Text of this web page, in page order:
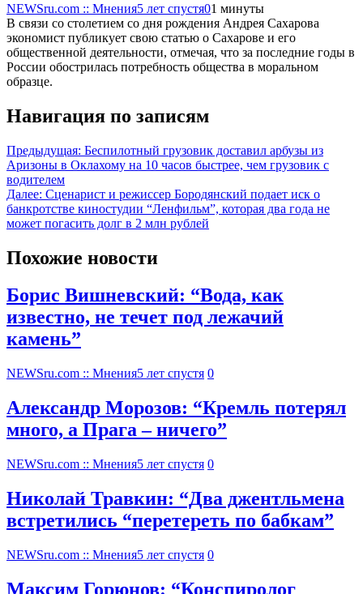
NEWSru.com :: Мнения5 лет спустя01 минуты
В связи со столетием со дня рождения Андрея Сахарова
экономист публикует свою статью о Сахарове и его
общественной деятельности, отмечая, что за последние годы в
России обострилась потребность общества в моральном
образце.
Навигация по записям
Предыдущая: Беспилотный грузовик доставил арбузы из
Аризоны в Оклахому на 10 часов быстрее, чем грузовик с
водителем
Далее: Сценарист и режиссер Бородянский подает иск о
банкротстве киностудии “Ленфильм”, которая два года не
может погасить долг в 2 млн рублей
Похожие новости
Борис Вишневский: “Вода, как
известно, не течет под лежачий
камень”
NEWSru.com :: Мнения5 лет спустя 0
Александр Морозов: “Кремль потерял
много, а Прага – ничего”
NEWSru.com :: Мнения5 лет спустя 0
Николай Травкин: “Два джентльмена
встретились “перетереть по бабкам”
NEWSru.com :: Мнения5 лет спустя 0
Максим Горюнов: “Конспиролог